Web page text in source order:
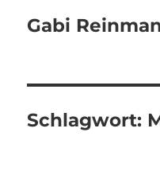
Gabi
Schlagwort: